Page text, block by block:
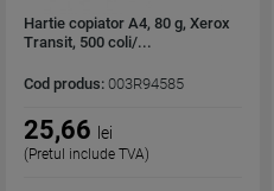
Hartie copiator A4, 80 g, Xerox
Transit, 500 coli/...
Cod produs: 003R94585
25,66 lei
(Pretul include TVA)